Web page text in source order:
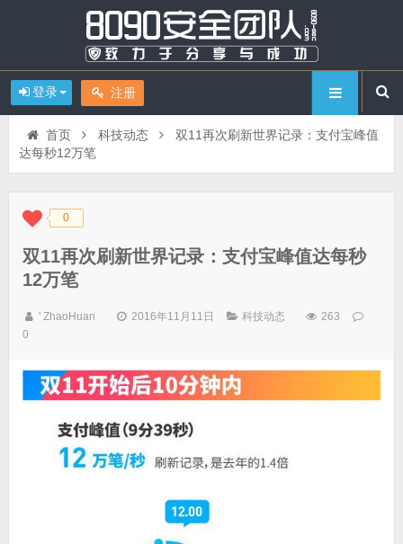
登录 注册
首页 科技动态
双11再次刷新世界记录：支付宝峰值
达每秒12万笔
◆◆ 0
双11再次刷新世界记录：支付宝峰值达每秒
12万笔
' ZhaoHuan 2016年11月11日 科技动态
263
0